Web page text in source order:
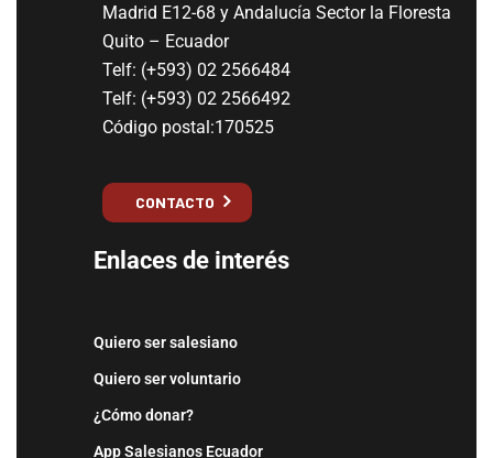
Madrid E12-68 y Andalucía Sector la Floresta
Quito – Ecuador
Telf: (+593) 02 2566484
Telf: (+593) 02 2566492
Código postal:170525
CONTACTO
Enlaces de interés
Quiero ser salesiano
Quiero ser voluntario
¿Cómo donar?
App Salesianos Ecuador